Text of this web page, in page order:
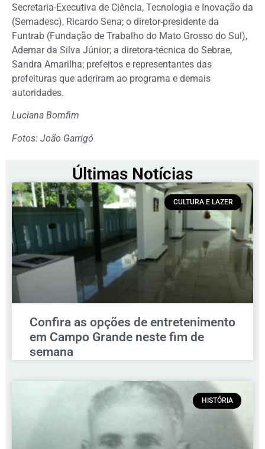
Secretaria-Executiva de Ciência, Tecnologia e Inovação da
(Semadesc), Ricardo Sena; o diretor-presidente da
Funtrab (Fundação de Trabalho do Mato Grosso do Sul),
Ademar da Silva Júnior; a diretora-técnica do Sebrae,
Sandra Amarilha; prefeitos e representantes das
prefeituras que aderiram ao programa e demais
autoridades.
Luciana Bomfim
Fotos: João Garrigó
Últimas Notícias
CULTURA E LAZER
Confira as opções de entretenimento
em Campo Grande neste fim de
semana
HISTÓRIA